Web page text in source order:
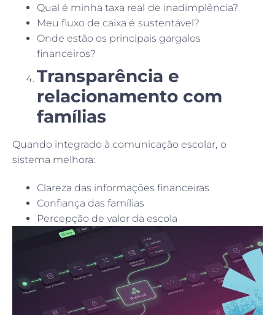
Qual é minha taxa real de inadimplência?
Meu fluxo de caixa é sustentável?
Onde estão os principais gargalos
financeiros?
Transparência e
relacionamento com
famílias
Quando integrado à comunicação escolar, o
sistema melhora:
Clareza das informações financeiras
Confiança das famílias
Percepção de valor da escola